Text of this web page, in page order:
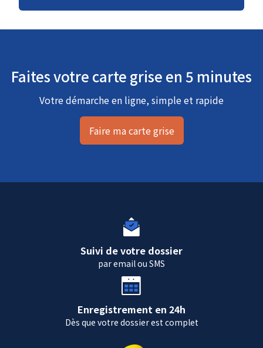
Faites votre carte grise en 5 minutes
Votre démarche en ligne, simple et rapide
Faire ma carte grise
Suivi de votre dossier
par email ou SMS
Enregistrement en 24h
Dès que votre dossier est complet